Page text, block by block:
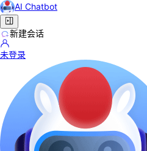
AI Chatbot
新建会话
未登录